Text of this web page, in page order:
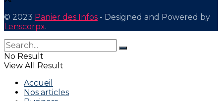
© 2023 Panier des Infos - Designed and Powered by
Lenscorpx.
No Result
View All Result
Accueil
Nos articles